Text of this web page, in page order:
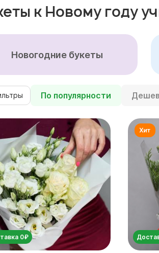
к Новому году
Новогодние букеты
По популярности
0₽